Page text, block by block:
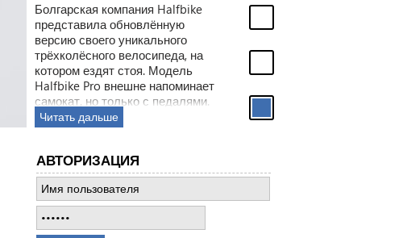
Болгарская компания Halfbike
представила обновлённую
версию своего уникального
трёхколёсного велосипеда, на
котором ездят стоя. Модель
Halfbike Pro внешне напоминает
самокат, но только с педалями.
Читать дальше
АВТОРИЗАЦИЯ